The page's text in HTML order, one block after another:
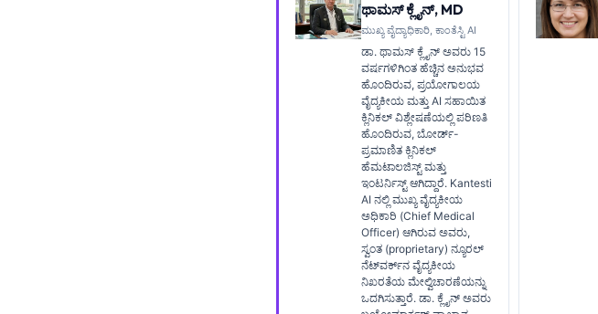
ಥಾಮಸ್ ಕ್ಲೈನ್, MD
ಮುಖ್ಯ ವೈದ್ಯಾಧಿಕಾರಿ, ಕಾಂತೆಸ್ಟಿ AI
ಡಾ. ಥಾಮಸ್ ಕ್ಲೈನ್ ಅವರು 15
ವರ್ಷಗಳಿಗಿಂತ ಹೆಚ್ಚಿನ ಅನುಭವ
ಹೊಂದಿರುವ, ಪ್ರಯೋಗಾಲಯ
ವೈದ್ಯಕೀಯ ಮತ್ತು AI ಸಹಾಯಿತ
ಕ್ಲಿನಿಕಲ್ ವಿಶ್ಲೇಷಣೆಯಲ್ಲಿ ಪರಿಣತಿ
ಹೊಂದಿರುವ, ಬೋರ್ಡ್-
ಪ್ರಮಾಣಿತ ಕ್ಲಿನಿಕಲ್
ಹೆಮಟಾಲಜಿಸ್ಟ್ ಮತ್ತು
ಇಂಟರ್ನಿಸ್ಟ್ ಆಗಿದ್ದಾರೆ. Kantesti
AI ನಲ್ಲಿ ಮುಖ್ಯ ವೈದ್ಯಕೀಯ
ಅಧಿಕಾರಿ (Chief Medical
Officer) ಆಗಿರುವ ಅವರು,
ಸ್ವಂತ (proprietary) ನ್ಯೂರಲ್
ನೆಟ್‌ವರ್ಕ್‌ನ ವೈದ್ಯಕೀಯ
ನಿಖರತೆಯ ಮೇಲ್ವಿಚಾರಣೆಯನ್ನು
ಒದಗಿಸುತ್ತಾರೆ. ಡಾ. ಕ್ಲೈನ್ ಅವರು